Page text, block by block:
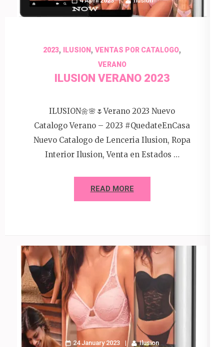
2023, ILUSION , VENTAS POR CATALOGO,
VERANO
ILUSION VERANO 2023
ILUSION🌼🌸🌷Verano 2023 Nuevo
Catalogo Verano – 2023 #QuedateEnCasa
Nuevo Catalogo de Lenceria Ilusion, Ropa
Interior Ilusion, Venta en Estados …
READ MORE
24 January 2023 Ilusion